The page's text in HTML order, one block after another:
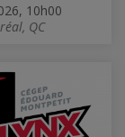
10h00
QC